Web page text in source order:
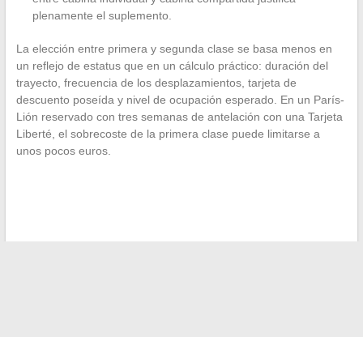
plenamente el suplemento.
La elección entre primera y segunda clase se basa menos en
un reflejo de estatus que en un cálculo práctico: duración del
trayecto, frecuencia de los desplazamientos, tarjeta de
descuento poseída y nivel de ocupación esperado. En un París-
Lión reservado con tres semanas de antelación con una Tarjeta
Liberté, el sobrecoste de la primera clase puede limitarse a
unos pocos euros.